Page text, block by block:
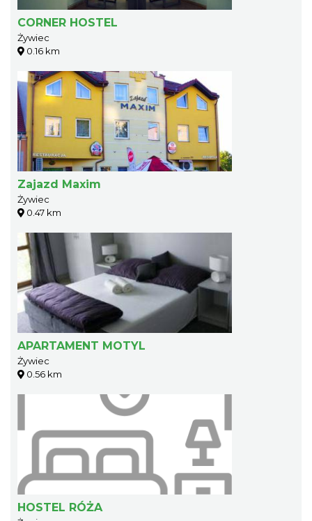
CORNER HOSTEL
Żywiec
0.16 km
Zajazd Maxim
Żywiec
0.47 km
APARTAMENT MOTYL
Żywiec
0.56 km
HOSTEL RÓŻA